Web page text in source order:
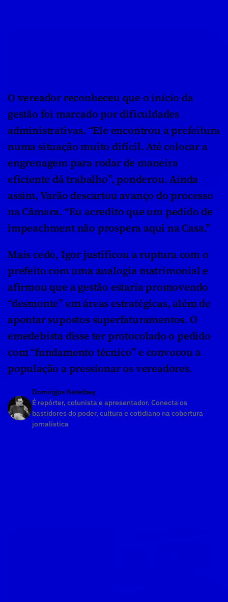
O vereador reconheceu que o início da
gestão foi marcado por dificuldades
administrativas. “Ele encontrou a prefeitura
numa situação muito difícil. Até colocar a
engrenagem para rodar de maneira
eficiente dá trabalho”, ponderou. Ainda
assim, Varão descartou avanço do processo
na Câmara. “Eu acredito que um pedido de
impeachment não prospera aqui na Casa.”
Mais cedo, Igor justificou a ruptura com o
prefeito com uma analogia matrimonial e
afirmou que a gestão estaria promovendo
“desmonte” em áreas estratégicas, além de
apontar supostos superfaturamentos. O
emedebista disse ter protocolado o pedido
com “fundamento técnico” e convocou a
população a pressionar os vereadores.
Domingos Ketelbey
É repórter, colunista e apresentador. Conecta os
bastidores do poder, cultura e cotidiano na cobertura
jornalística